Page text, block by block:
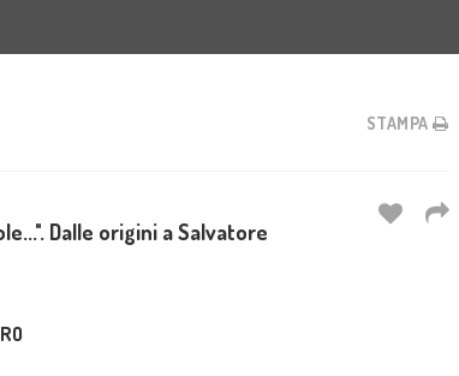
STAMPA
Dalle origini a Salvatore